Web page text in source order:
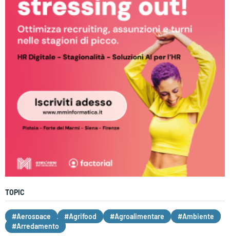
TOPIC
#Aerospace #Agrifood #Agroalimentare
#Ambiente
#Arredamento